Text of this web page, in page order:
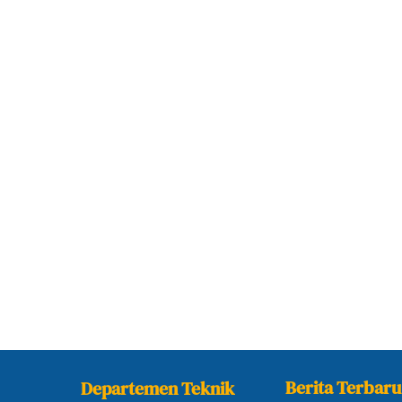
Departemen Teknik
Berita Terbaru